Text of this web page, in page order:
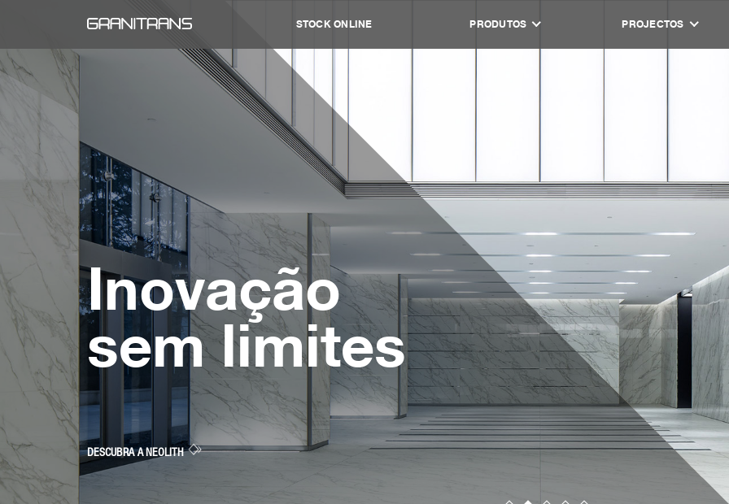
STOCK ONLINE PRODUTOS PROJECTOS
Inovação
sem limites
DESCUBRA A NEOLITH